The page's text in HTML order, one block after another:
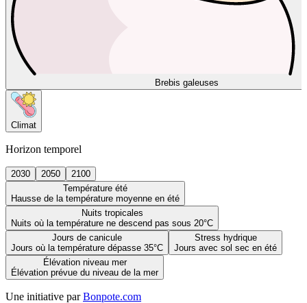
Brebis galeuses
Climat
Horizon temporel
2030 2050
2100
Température été
Hausse de la température moyenne en été
Nuits tropicales
Nuits où la température ne descend pas sous 20°C
Jours de canicule
Jours où la température dépasse 35°C
Stress hydrique
Jours avec sol sec en été
Élévation niveau mer
Élévation prévue du niveau de la mer
Une initiative par Bonpote.com